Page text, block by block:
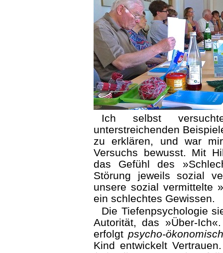
Ich selbst
unterstreichenden
zu erklären, und war
Versuchs bewusst. Mit
das Gefühl des
Störung jeweils sozial
unsere sozial vermittelte
ein schlechtes Gewissen.
Die Tiefenpsychologie
Autorität, das »Über-
erfolgtpsycho-
Kind entwickelt